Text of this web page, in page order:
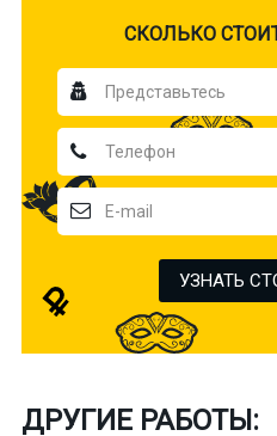
CКОЛЬКО
УЗНАТЬ
ДРУГИЕ РАБОТЫ: